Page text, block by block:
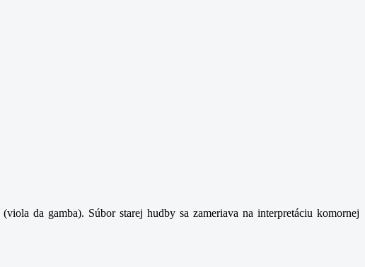
da gamba). Súbor starej hudby sa zameriava na interpretáciu komornej